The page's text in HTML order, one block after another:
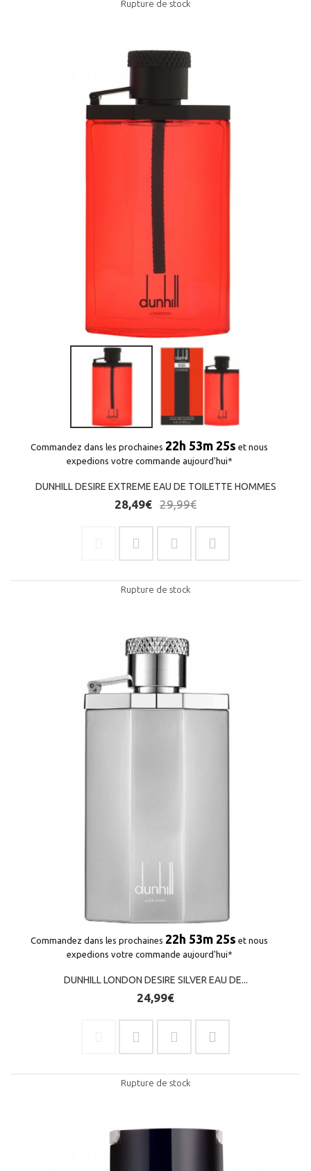
Rupture de stock
Commandez dans les prochaines 22h 53m 25s et nous
expedions votre commande aujourd'hui*
DUNHILL DESIRE EXTREME EAU DE TOILETTE HOMMES
28,49€ 29,99€
Rupture de stock
Commandez dans les prochaines 22h 53m 25s et nous
expedions votre commande aujourd'hui*
DUNHILL LONDON DESIRE SILVER EAU DE...
24,99€
Rupture de stock